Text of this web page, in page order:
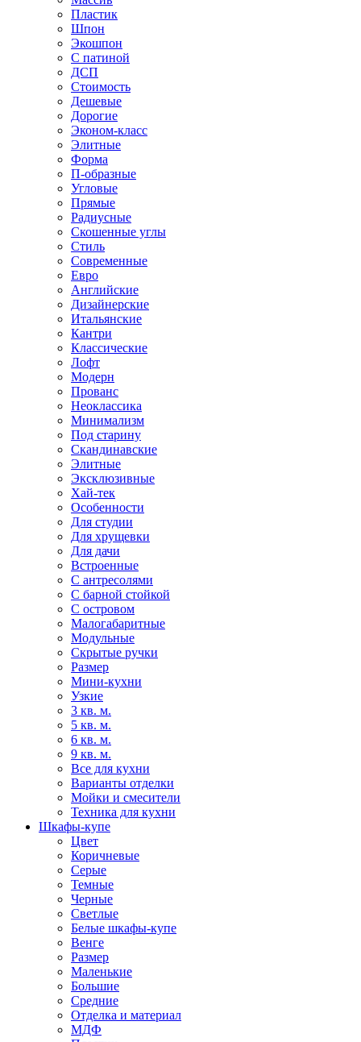
Пластик
Шпон
Экошпон
С патиной
ДСП
Стоимость
Дешевые
Дорогие
Эконом-класс
Элитные
Форма
П-образные
Угловые
Прямые
Радиусные
Скошенные углы
Стиль
Современные
Евро
Английские
Дизайнерские
Итальянские
Кантри
Классические
Лофт
Модерн
Прованс
Неоклассика
Минимализм
Под старину
Скандинавские
Элитные
Эксклюзивные
Хай-тек
Особенности
Для студии
Для хрущевки
Для дачи
Встроенные
С антресолями
С барной стойкой
С островом
Малогабаритные
Модульные
Скрытые ручки
Размер
Мини-кухни
Узкие
3 кв. м.
5 кв. м.
6 кв. м.
9 кв. м.
Все для кухни
Варианты отделки
Мойки и смесители
Техника для кухни
Шкафы-купе
Цвет
Коричневые
Серые
Темные
Черные
Светлые
Белые шкафы-купе
Венге
Размер
Маленькие
Большие
Средние
Отделка и материал
МДФ